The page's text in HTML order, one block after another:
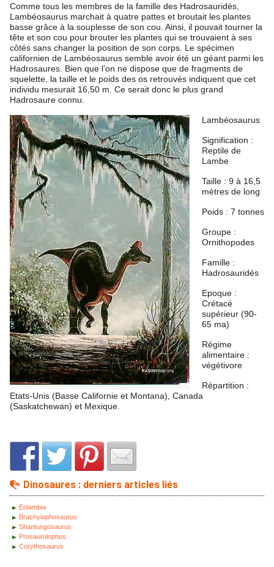
Comme tous les membres de la famille des Hadrosauridés,
Lambéosaurus marchait à quatre pattes et broutait les plantes
basse grâce à la souplesse de son cou. Ainsi, il pouvait tourner la
tête et son cou pour brouter les plantes qui se trouvaient à ses
côtés sans changer la position de son corps. Le spécimen
californien de Lambéosaurus semble avoir été un géant parmi les
Hadrosaures. Bien que l’on ne dispose que de fragments de
squelette, la taille et le poids des os retrouvés indiquent que cet
individu mesurait 16,50 m. Ce serait donc le plus grand
Hadrosaure connu.
Lambéosaurus
Signification :
Reptile de
Lambe
Taille : 9 à 16,5
mètres de long
Poids : 7 tonnes
Groupe :
Ornithopodes
Famille :
Hadrosauridés
Epoque :
Crétacé
supérieur (90-
65 ma)
Régime
alimentaire :
végétivore
Répartition :
Etats-Unis (Basse Californie et Montana), Canada
(Saskatchewan) et Mexique.
Dinosaures : derniers articles liés
Eolambia
Brachylophosaurus
Shantungosaurus
Prosaurolophus
Corythosaurus